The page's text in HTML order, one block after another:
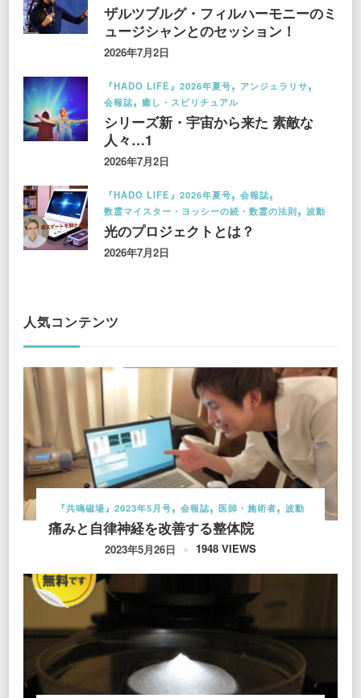
ザルツブルグ・フィルハーモニーのミ
ュージシャンとのセッション！
2026年7月2日
『HADO LIFE』2026年夏号
アンジェラリサ
会報誌
癒し・スピリチュアル
シリーズ新・宇宙から来た 素敵な
人々…1
2026年7月2日
『HADO LIFE』2026年夏号
会報誌
数霊マイスター・ヨッシーの続・数霊の法則
波動
光のプロジェクトとは？
2026年7月2日
人気コンテンツ
『共鳴磁場』2023年5月号 会報誌 医師・施術者 波動
痛みと自律神経を改善する整体院
2023年5月26日 1948 VIEWS